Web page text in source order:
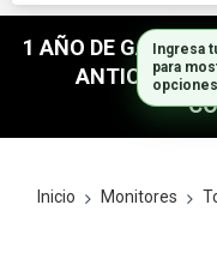
1 AÑO DE
Inicio Monitores
Ingresa
para